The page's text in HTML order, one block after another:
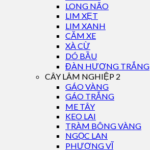
LONG NÃO
LIM XẸT
LIM XANH
CĂM XE
XÀ CỪ
DÓ BẦU
ĐÀN HƯƠNG TRẮNG
CÂY LÂM NGHIỆP 2
GÁO VÀNG
GÁO TRẮNG
ME TÂY
KEO LAI
TRÀM BÔNG VÀNG
NGỌC LAN
PHƯỢNG VĨ